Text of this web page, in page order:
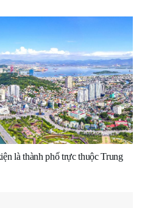
là thành phố trực thuộc Trung